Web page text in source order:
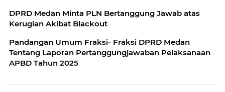
DPRD Medan Minta PLN Bertanggung Jawab atas
Kerugian Akibat Blackout
Pandangan Umum Fraksi- Fraksi DPRD Medan
Tentang Laporan Pertanggungjawaban Pelaksanaan
APBD Tahun 2025